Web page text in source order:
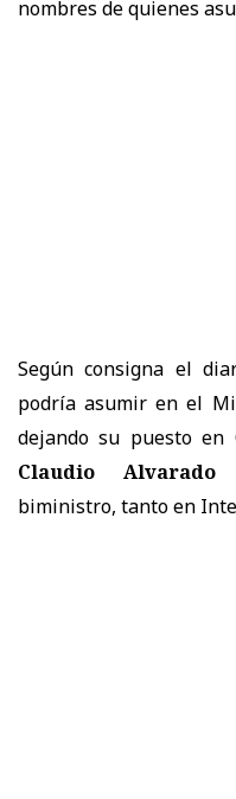
nombres de quienes
Según consigna el
podría asumir en el
dejando su puesto en
Claudio Alvarado
biministro, tanto en